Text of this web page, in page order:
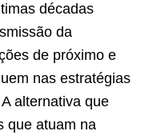
décadas
da
de próximo e
nas estratégias
alternativa que
que atuam na